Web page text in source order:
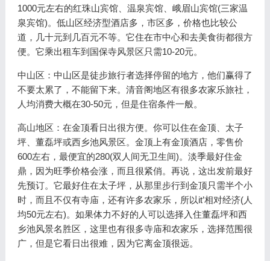
1000元左右的红珠山宾馆、温泉宾馆、峨眉山宾馆(三家温
泉宾馆)。低山区经济型酒店多，市区多，价格也比较公
道，几十元到几百元不等。它住在市中心和去美食街都很方
便。它乘出租车到国保寺风景区只需10-20元。
中山区：中山区是徒步旅行者选择停留的地方，他们赢得了
不要太累了，不能留下来。清音阁地区有很多农家乐旅社，
人均消费大概在30-50元，但是住宿条件一般。
高山地区：在金顶看日出很方便。你可以住在金顶、太子
坪、董磊坪或西乡池风景区。金顶上有金顶酒店，零售价
600左右，最便宜的280(双人间无卫生间)。淡季最好住金
鼎，因为旺季价格会涨，而且很紧俏。再说，这出发前最好
先预订。它最好住在太子坪，从那里步行到金顶只需半个小
时，而且不仅有寺庙，还有许多农家乐，所以it’相对经济(人
均50元左右)。如果体力不好的人可以选择入住董磊坪和西
乡池风景名胜区，这里也有很多寺庙和农家乐，选择范围很
广，但是它看日出很难，因为它离金顶很远。